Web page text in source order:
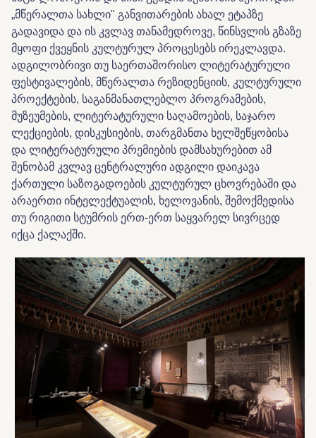
„მწერალთა სახლი" განვითარების ახალ ეტაპზე
გადავიდა და ის კვლავ თანამედროვე, წინსვლის გზაზე
მყოფი ქვეყნის კულტურულ პროცესებს ირეკლავდა.
ადგილობრივი თუ საერთაშორისო ლიტერატურული
ფესტივალების, მწერალთა რეზიდენციის, კულტურული
პროექტების, საგანმანათლებლო პროგრამების,
მუზეუმების, ლიტერატურული საღამოების, საჯარო
ლექციების, დისკუსიების, თარგმანთა ხელშეწყობისა
და ლიტერატურული პრემიების დამსახურებით ამ
შენობამ კვლავ ცენტრალური ადგილი დაიკავა
ქართული საზოგადოების კულტურულ ცხოვრებაში და
არაერთი ინტელექტუალის, ხელოვანის, შემოქმედისა
თუ რიგითი სტუმრის ერთ-ერთ საყვარელ სივრცედ
იქცა ქალაქში.